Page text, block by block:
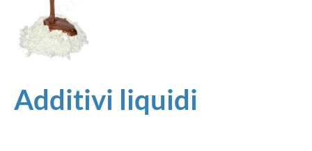
Additivi liquidi